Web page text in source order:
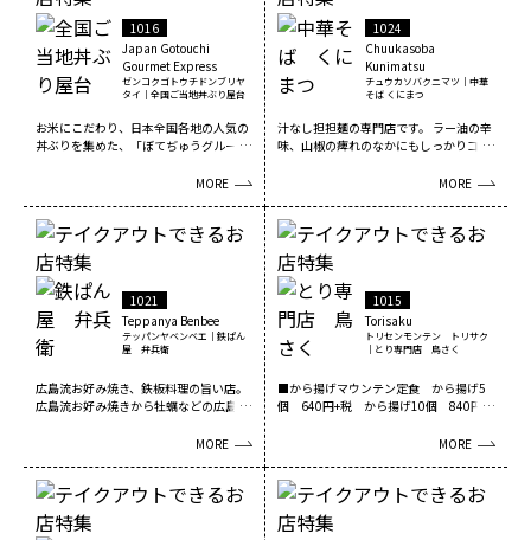
1016
Japan Gotouchi
Gourmet Express
ゼンコクゴトウチドンブリヤ
タイ｜全国ご当地丼ぶり屋台
お米にこだわり、日本全国各地の人気の
丼ぶりを集めた、「ぼてぢゅうグルー
MORE
1024
Chuukasoba
Kunimatsu
チュウカソバクニマツ｜中華
そば くにまつ
汁なし担担麺の専門店です。 ラー油の辛
味、山椒の痺れのなかにもしっかりコク
MORE
1021
Teppanya Benbee
テッパンヤベンベエ｜鉄ぱん
屋 弁兵衛
広島流お好み焼き、鉄板料理の旨い店。
広島流お好み焼きから牡蠣などの広島の
MORE
1015
Torisaku
トリセンモンテン トリサク
｜とり専門店 鳥さく
■から揚げマウンテン定食 から揚げ5
個 640円+税 から揚げ10個 840円
MORE